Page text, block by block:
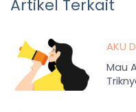
Artikel Terkait
AKU
Mau